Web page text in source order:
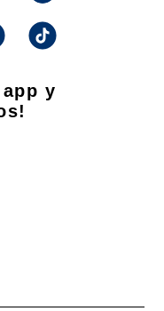
app y